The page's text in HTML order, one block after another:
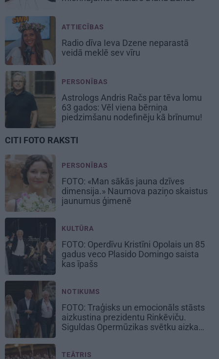
ATTIECĪBAS
Radio dīva Ieva Dzene neparastā
veidā meklē sev vīru
PERSONĪBAS
Astrologs Andris Račs par tēva lomu
63 gados: Vēl viena bērniņa
piedzimšanu nodefinēju kā brīnumu!
CITI FOTO RAKSTI
PERSONĪBAS
FOTO: «Man sākās jauna dzīves
dimensija.» Naumova paziņo skaistus
jaunumus ģimenē
KULTŪRA
FOTO: Operdīvu Kristīni Opolais un 85
gadus veco Plasido Domingo saista
kas īpašs
NOTIKUMS
FOTO: Traģisks un emocionāls stāsts
aizkustina prezidentu Rinkēviču.
Siguldas Opermūzikas svētku aizkadri
TEĀTRIS